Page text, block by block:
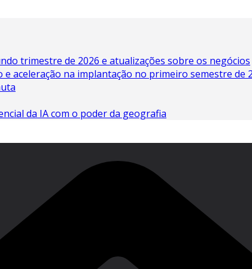
trimestre de 2026 e atualizações sobre os negócios
aceleração na implantação no primeiro semestre de
da IA ​​com o poder da geografia